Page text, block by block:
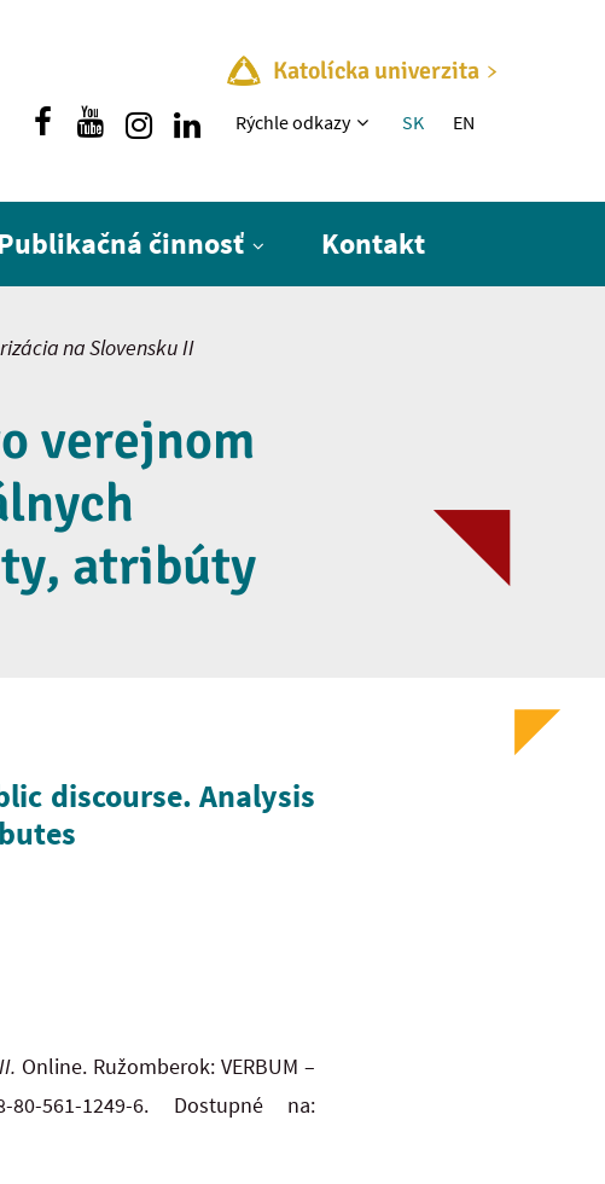
Katolícka univerzita
Rýchle menu
Rýchle odkazy SK EN
činnosť Kontakt
na Slovensku II
verejnom
atribúty
discourse. Analysis
Online. Ružomberok: VERBUM –
561-1249-6. Dostupné na: